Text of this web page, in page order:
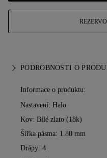
PODROBNOSTI O
Informace o produktu:
Nastavení: Halo
Kov: Bílé zlato (18k)
Šířka pásma: 1.80 mm
Drápy: 4